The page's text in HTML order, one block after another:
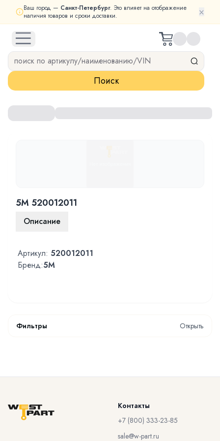
Ваш город — Санкт-Петербург. Это влияет на отображение
наличия товаров и сроки доставки.
×
open navigation menu
Поиск
5M 520012011
Описание
Артикул: 520012011
Бренд:5M
Фильтры Открыть
Контакты
+7 (800) 333-23-85
sale@w-part.ru